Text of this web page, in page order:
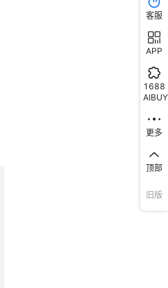
客服
APP
1688
AIBUY
更多
顶部
旧版